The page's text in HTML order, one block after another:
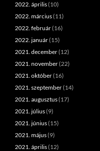
2022. április(10)
2022. március(11)
2022. február(16)
2022. január(15)
2021. december(12)
2021. november(22)
2021. október(16)
2021. szeptember(14)
2021. augusztus(17)
2021. július(9)
2021. június(15)
2021. május(9)
2021. április(12)